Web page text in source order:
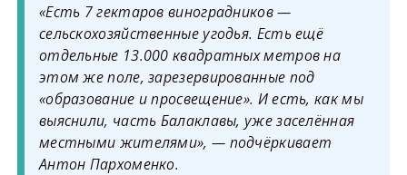
«Есть 7 гектаров виноградников —
сельскохозяйственные угодья. Есть ещё
отдельные 13.000 квадратных метров на
этом же поле, зарезервированные под
«образование и просвещение». И есть, как мы
выяснили, часть Балаклавы, уже заселённая
местными жителями», — подчёркивает
Антон Пархоменко.